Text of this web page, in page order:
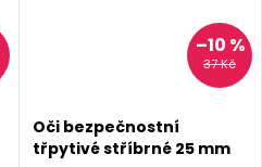
37 Kč
–10 %
Oči bezpečnostní
třpytivé stříbrné 25 mm